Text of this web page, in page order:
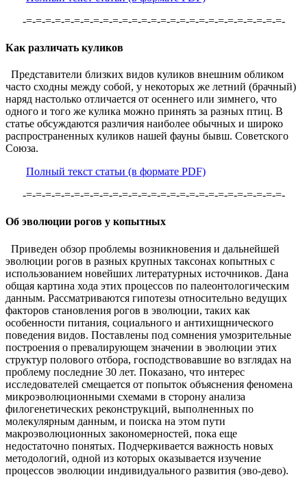
-=-=-=-=-=-=-=-=-=-=-=-=-=-=-=-=-=-=-=-=-=-=-=-=-=-=-=-
Как различать куликов
Представители близких видов куликов внешним обликом
часто сходны между собой, у некоторых же летний (брачный)
наряд настолько отличается от осеннего или зимнего, что
одного и того же кулика можно принять за разных птиц. В
статье обсуждаются различия наиболее обычных и широко
распространенных куликов нашей фауны бывш. Советского
Союза.
Полный текст статьи (в формате PDF)
-=-=-=-=-=-=-=-=-=-=-=-=-=-=-=-=-=-=-=-=-=-=-=-=-=-=-=-
Об эволюции рогов у копытных
Приведен обзор проблемы возникновения и дальнейшей
эволюции рогов в разных крупных таксонах копытных с
использованием новейших литературных источников. Дана
общая картина хода этих процессов по палеонтологическим
данным. Рассматриваются гипотезы относительно ведущих
факторов становления рогов в эволюции, таких как
особенности питания, социального и антихищнического
поведения видов. Поставлены под сомнения умозрительные
построения о превалирующем значении в эволюции этих
структур полового отбора, господствовавшие во взглядах на
проблему последние 30 лет. Показано, что интерес
исследователей смещается от попыток объяснения феномена
микроэволюционными схемами в сторону анализа
филогенетических реконструкций, выполненных по
молекулярным данным, и поиска на этом пути
макроэволюционных закономерностей, пока еще
недостаточно понятых. Подчеркивается важность новых
методологий, одной из которых оказывается изучение
процессов эволюции индивидуального развития (эво-дево).